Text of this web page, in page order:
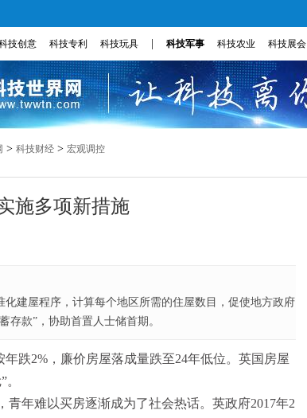
技创意 科技专利 科技玩具 科技军事 科技农业 科技展会
> 科技财经 > 宏观调控
施多项新措施
建屋程序，计算每个地区所需的住屋数目，促使地方政府
存款”，协助首置人士储首期。
年跌2%，廉价房屋落成量跌至24年低位。英国房屋
年难以买房逐渐成为了社会热话。英政府2017年2